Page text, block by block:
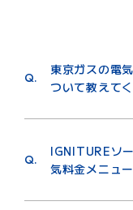
Q.
東京ガスの電
ついて教えて
A.
こちらをクリ
東京ガスの電
通りです。
Q.
IGNITUREソ
気料金メニュ
A.
東京ガスの電